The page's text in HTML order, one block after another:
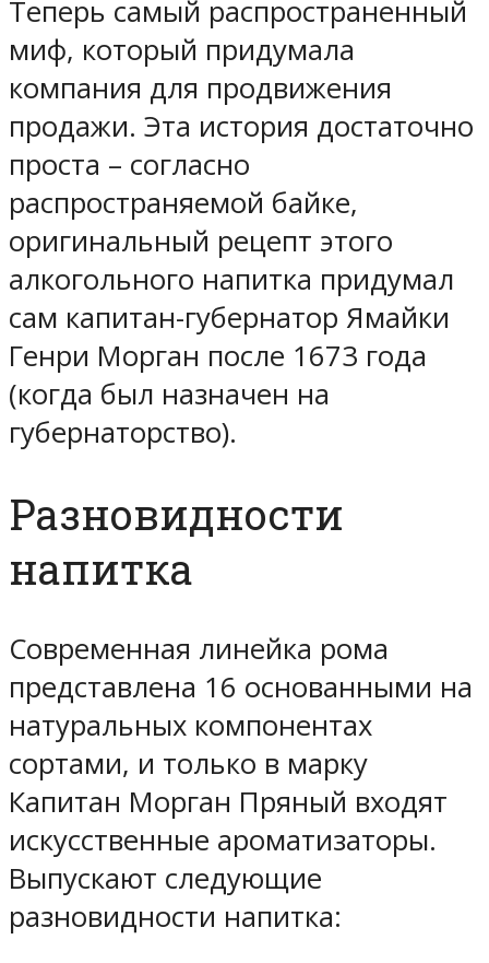
Теперь самый распространенный
миф, который придумала
компания для продвижения
продажи. Эта история достаточно
проста – согласно
распространяемой байке,
оригинальный рецепт этого
алкогольного напитка придумал
сам капитан-губернатор Ямайки
Генри Морган после 1673 года
(когда был назначен на
губернаторство).
Разновидности
напитка
Современная линейка рома
представлена 16 основанными на
натуральных компонентах
сортами, и только в марку
Капитан Морган Пряный входят
искусственные ароматизаторы.
Выпускают следующие
разновидности напитка: